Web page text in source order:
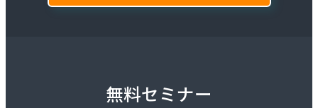
無料セミナー